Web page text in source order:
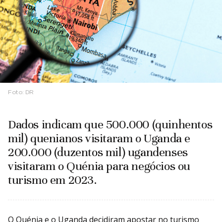
Foto: DR
Dados indicam que 500.000 (quinhentos
mil) quenianos visitaram o Uganda e
200.000 (duzentos mil) ugandenses
visitaram o Quénia para negócios ou
turismo em 2023.
O Quénia e o Uganda decidiram apostar no turismo